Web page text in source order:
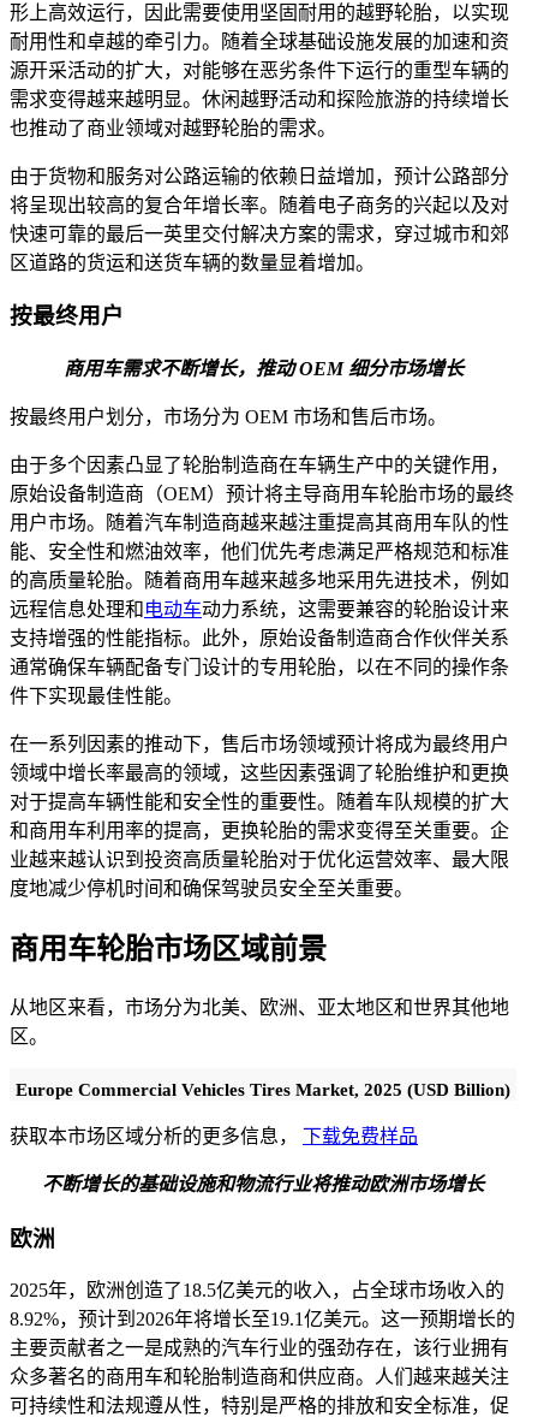
形上高效运行，因此需要使用坚固耐用的越野轮胎，以实现
耐用性和卓越的牵引力。随着全球基础设施发展的加速和资
源开采活动的扩大，对能够在恶劣条件下运行的重型车辆的
需求变得越来越明显。休闲越野活动和探险旅游的持续增长
也推动了商业领域对越野轮胎的需求。
由于货物和服务对公路运输的依赖日益增加，预计公路部分
将呈现出较高的复合年增长率。随着电子商务的兴起以及对
快速可靠的最后一英里交付解决方案的需求，穿过城市和郊
区道路的货运和送货车辆的数量显着增加。
按最终用户
商用车需求不断增长，推动 OEM 细分市场增长
按最终用户划分，市场分为 OEM 市场和售后市场。
由于多个因素凸显了轮胎制造商在车辆生产中的关键作用，
原始设备制造商（OEM）预计将主导商用车轮胎市场的最终
用户市场。随着汽车制造商越来越注重提高其商用车队的性
能、安全性和燃油效率，他们优先考虑满足严格规范和标准
的高质量轮胎。随着商用车越来越多地采用先进技术，例如
远程信息处理和 电动车动力系统，这需要兼容的轮胎设计来
支持增强的性能指标。此外，原始设备制造商合作伙伴关系
通常确保车辆配备专门设计的专用轮胎，以在不同的操作条
件下实现最佳性能。
在一系列因素的推动下，售后市场领域预计将成为最终用户
领域中增长率最高的领域，这些因素强调了轮胎维护和更换
对于提高车辆性能和安全性的重要性。随着车队规模的扩大
和商用车利用率的提高，更换轮胎的需求变得至关重要。企
业越来越认识到投资高质量轮胎对于优化运营效率、最大限
度地减少停机时间和确保驾驶员安全至关重要。
商用车轮胎市场区域前景
从地区来看，市场分为北美、欧洲、亚太地区和世界其他地
区。
Europe Commercial Vehicles Tires Market, 2025 (USD Billion)
获取本市场区域分析的更多信息， 下载免费样品
不断增长的基础设施和物流行业将推动欧洲市场增长
欧洲
2025年，欧洲创造了18.5亿美元的收入，占全球市场收入的
8.92%，预计到2026年将增长至19.1亿美元。这一预期增长的
主要贡献者之一是成熟的汽车行业的强劲存在，该行业拥有
众多著名的商用车和轮胎制造商和供应商。人们越来越关注
可持续性和法规遵从性，特别是严格的排放和安全标准，促